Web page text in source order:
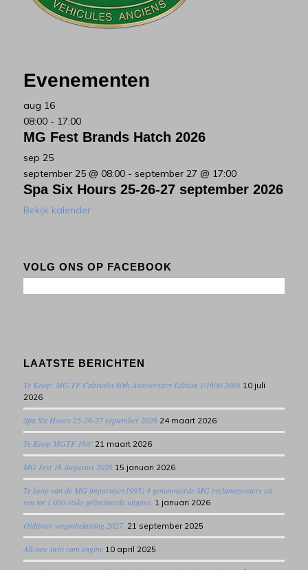
Evenementen
aug 16
08:00- 17:00
MG Fest Brands Hatch 2026
sep 25
september 25 @ 08:00- september 27 @ 17:00
Spa Six Hours 25-26-27 september 2026
Bekijk kalender
VOLG ONS OP FACEBOOK
LAATSTE BERICHTEN
Te Koop: MG TF Cabriolet 80th Anniversary Edition 1/1600 2005 10 juli
2026
Spa Six Hours 25-26-27 september 2026 24 maart 2026
Te Koop MGTF 160! 21 maart 2026
MG Fest 16 Augustus 2026 15 januari 2026
Te koop van de MG importeur(1995) 4 genummerde MG reclameposters uit
een tot 1.000 stuks gelimiteerde uitgave. 1 januari 2026
Oldtimer wegenbelasting 2027. 21 september 2025
All-new twin cam engine 10 april 2025